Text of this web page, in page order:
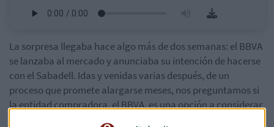
La sorpresa llegaba hace algo más de dos semanas: el BBVA
se lanzaba al mercado y anunciaba su intención de hacerse
con el Sabadell. Idas y venidas varias después, de un
proceso que promete alargarse meses, nos preguntamos si
la entidad compradora, el BBVA, es una opción a considerar